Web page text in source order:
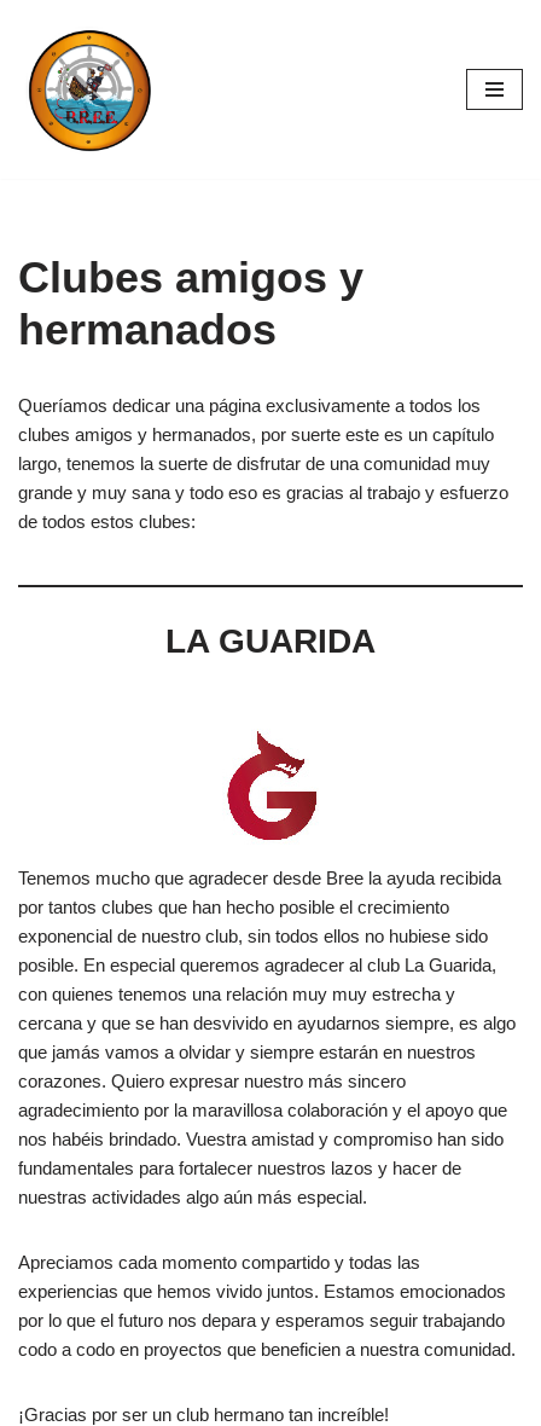
Saltar
al
contenido
Clubes amigos y
hermanados
Queríamos dedicar una página exclusivamente a todos los
clubes amigos y hermanados, por suerte este es un capítulo
largo, tenemos la suerte de disfrutar de una comunidad muy
grande y muy sana y todo eso es gracias al trabajo y esfuerzo
de todos estos clubes:
LA GUARIDA
Tenemos mucho que agradecer desde Bree la ayuda recibida
por tantos clubes que han hecho posible el crecimiento
exponencial de nuestro club, sin todos ellos no hubiese sido
posible. En especial queremos agradecer al club La Guarida,
con quienes tenemos una relación muy muy estrecha y
cercana y que se han desvivido en ayudarnos siempre, es algo
que jamás vamos a olvidar y siempre estarán en nuestros
corazones. Quiero expresar nuestro más sincero
agradecimiento por la maravillosa colaboración y el apoyo que
nos habéis brindado. Vuestra amistad y compromiso han sido
fundamentales para fortalecer nuestros lazos y hacer de
nuestras actividades algo aún más especial.
Apreciamos cada momento compartido y todas las
experiencias que hemos vivido juntos. Estamos emocionados
por lo que el futuro nos depara y esperamos seguir trabajando
codo a codo en proyectos que beneficien a nuestra comunidad.
¡Gracias por ser un club hermano tan increíble!